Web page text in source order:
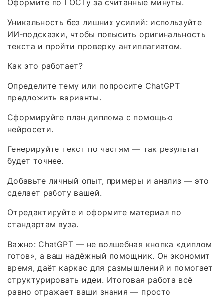
Оформите по ГОСТу за считанные минуты.
Уникальность без лишних усилий: используйте
ИИ‑подсказки, чтобы повысить оригинальность
текста и пройти проверку антиплагиатом.
Как это работает?
Определите тему или попросите ChatGPT
предложить варианты.
Сформируйте план диплома с помощью
нейросети.
Генерируйте текст по частям — так результат
будет точнее.
Добавьте личный опыт, примеры и анализ — это
сделает работу вашей.
Отредактируйте и оформите материал по
стандартам вуза.
Важно: ChatGPT — не волшебная кнопка «диплом
готов», а ваш надёжный помощник. Он экономит
время, даёт каркас для размышлений и помогает
структурировать идеи. Итоговая работа всё
равно отражает ваши знания — просто